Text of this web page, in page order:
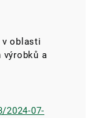
v oblasti
výrobků a
2024-07-